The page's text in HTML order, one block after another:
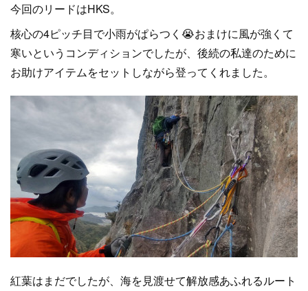
今回のリードはHKS。
核心の4ピッチ目で小雨がぱらつく😭おまけに風が強くて
寒いというコンディションでしたが、後続の私達のために
お助けアイテムをセットしながら登ってくれました。
紅葉はまだでしたが、海を見渡せて解放感あふれるルート